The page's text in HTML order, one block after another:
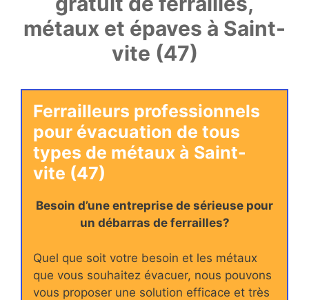
métaux et épaves à Saint-
vite (47)
Ferrailleurs professionnels
pour évacuation de tous
types de métaux à Saint-
vite (47)
Besoin d’une entreprise de sérieuse pour
un débarras de ferrailles?
Quel que soit votre besoin et les métaux
que vous souhaitez évacuer, nous pouvons
vous proposer une solution efficace et très